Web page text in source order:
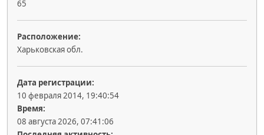
65
Расположение:
Харьковская обл.
Дата регистрации:
10 февраля 2014, 19:40:54
Время:
08 августа 2026, 07:41:06